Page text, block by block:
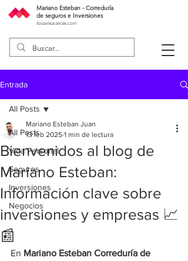
Mariano Esteban - Correduría
de seguros e Inversiones
ibizainsurances.com
Entrada
All Posts
Vida Personal
Seguros
Inversiones
Negocios
All Posts
Bienvenidos al blog de
Mariano Esteban:
Información clave sobre
inversiones y empresas 📈
📰
Mariano Esteban Juan
13 feb 2025 1 min de lectura
En Mariano Esteban Correduría de